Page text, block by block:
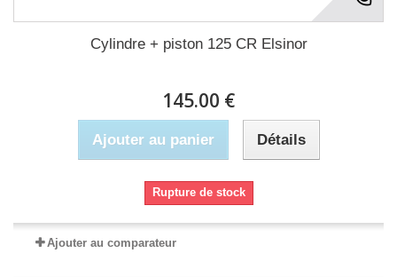
Cylindre + piston 125 CR Elsinor
145.00 €
Ajouter au panier Détails
Rupture de stock
Ajouter au comparateur